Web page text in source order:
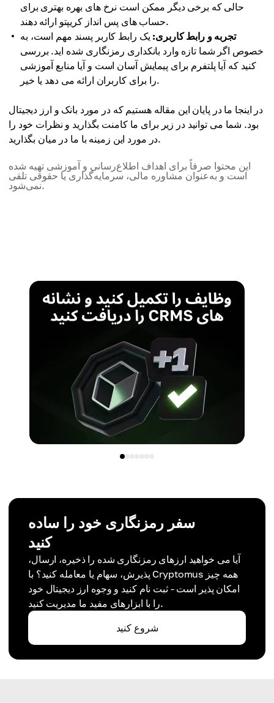
حالی که برخی دیگر ممکن است نرخ های بهره بهتری برای
حساب های پس انداز کریپتو ارائه دهند.
تجربه و رابط کاربری: یک رابط کاربر پسند مهم است، به
خصوص اگر شما تازه وارد بانکداری رمزنگاری شده اید. بررسی
کنید که آیا پلتفرم برای پیمایش آسان است و آیا منابع آموزشی
را برای کاربران ارائه می دهد یا خیر.
در اینجا ما در پایان این مقاله هستیم که در مورد بانک و ارز دیجیتال
بود. شما می توانید در زیر برای ما کامنت بگذارید و نظرات خود را
در مورد این زمینه با ما در میان بگذارید.
این محتوا صرفاً برای اهداف اطلاع‌رسانی و آموزشی تهیه شده
است و به‌عنوان مشاوره مالی، سرمایه‌گذاری یا حقوقی تلقی
نمی‌شود.
سفر رمزنگاری خود را ساده
کنید
آیا می خواهید ارزهای رمزنگاری شده را ذخیره، ارسال،
پذیرش، سهام یا معامله کنید؟ با Cryptomus همه چیز
امکان پذیر است - ثبت نام کنید و وجوه ارز دیجیتال خود
را با ابزارهای مفید ما مدیریت کنید.
شروع کنید